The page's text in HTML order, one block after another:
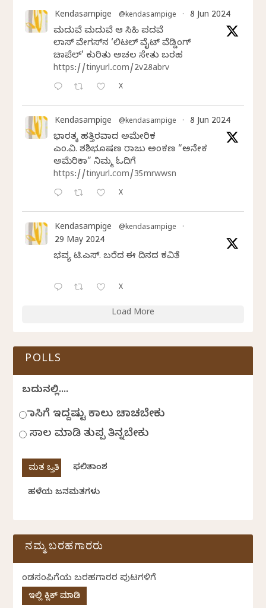
Kendasampige @kendasampige · 8 Jun 2024
ಮದುವೆ ಮದುವೆ ಆ ಸಿಹಿ ಪದವೆ
ಲಾಸ್‌ ವೇಗಸ್‌ನ ‘ಲಿಟಲ್ ವೈಟ್ ವೆಡ್ಡಿಂಗ್
ಚಾಪೆಲ್’ ಕುರಿತು ಅಚಲ ಸೇತು ಬರಹ
https://tinyurl.com/2v28abrv
X
Kendasampige @kendasampige · 8 Jun 2024
ಭಾರತಕ್ಕೆ ಹತ್ತಿರವಾದ ಅಮೇರಿಕ
ಎಂ.ವಿ. ಶಶಿಭೂಷಣ ರಾಜು ಅಂಕಣ “ಅನೇಕ
ಅಮೆರಿಕಾ” ನಿಮ್ಮ ಓದಿಗೆ
https://tinyurl.com/35mrwwsn
X
Kendasampige @kendasampige ·
29 May 2024
ಭವ್ಯ ಟಿ.ಎಸ್. ಬರೆದ ಈ ದಿನದ ಕವಿತೆ
X
Load More
POLLS
ಬದುಕಿನಲ್ಲಿ....
ಹಾಸಿಗೆ ಇದ್ದಷ್ಟು ಕಾಲು ಚಾಚಬೇಕು
ಸಾಲ ಮಾಡಿ ತುಪ್ಪ ತಿನ್ನಬೇಕು
ಫಲಿತಾಂಶ
ಹಳೆಯ ಜನಮತಗಳು
ನಮ್ಮ ಬರಹಗಾರರು
ಕೆಂಡಸಂಪಿಗೆಯ ಬರಹಗಾರರ ಪುಟಗಳಿಗೆ
ಇಲ್ಲಿ ಕ್ಲಿಕ್ ಮಾಡಿ